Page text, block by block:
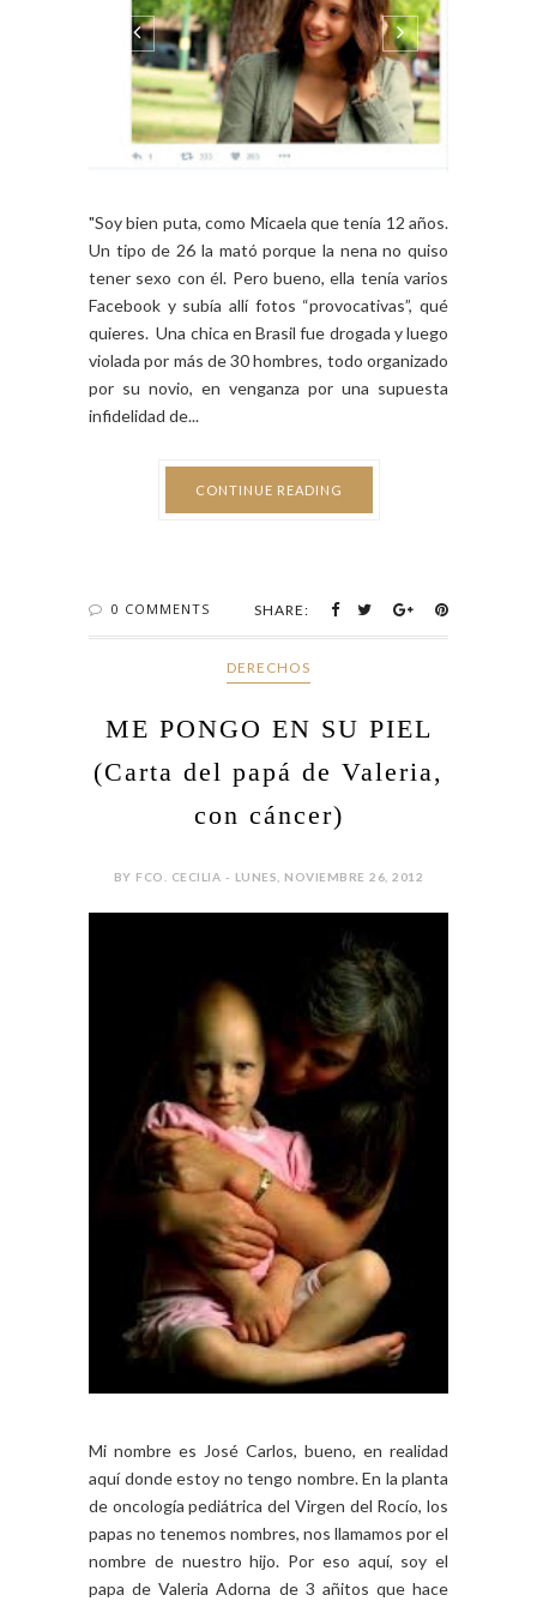
"Soy bien puta, como Micaela que tenía 12 años.
Un tipo de 26 la mató porque la nena no quiso
tener sexo con él. Pero bueno, ella tenía varios
Facebook y subía allí fotos “provocativas”, qué
quieres. Una chica en Brasil fue drogada y luego
violada por más de 30 hombres, todo organizado
por su novio, en venganza por una supuesta
infidelidad de...
CONTINUE READING
0 COMMENTS SHARE:
DERECHOS
ME PONGO EN SU PIEL
(Carta del papá de Valeria,
con cáncer)
BY FCO. CECILIA - LUNES, NOVIEMBRE 26, 2012
Mi nombre es José Carlos, bueno, en realidad
aquí donde estoy no tengo nombre. En la planta
de oncología pediátrica del Virgen del Rocío, los
papas no tenemos nombres, nos llamamos por el
nombre de nuestro hijo. Por eso aquí, soy el
papa de Valeria Adorna de 3 añitos que hace